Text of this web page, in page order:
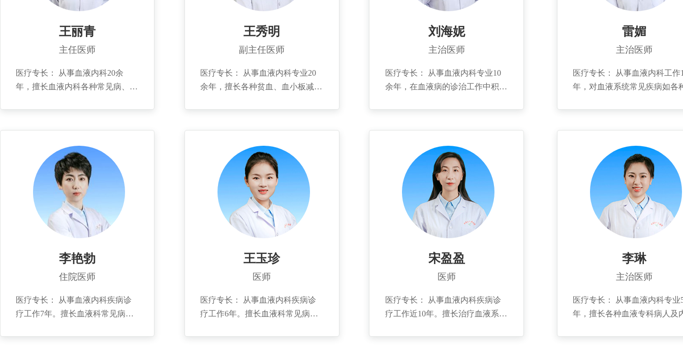
王丽青
主任医师
医疗专长： 从事血液内科20余
年，擅长血液内科各种常见病、多
等疾病，同时擅长诊治血小板减
少、血友病等出血性疾病，擅长诊
治红细胞增多症、血小板增多症、
骨髓纤维化等增殖性疾病。 个人
简介： 1994年毕业于山西医科大
学，1999年于山东齐鲁医院进修学
习一年。任山东省医师协会血液分
会委员，山东省中西医结合学会血
液专业委员会委员，山东省医学会
血液病学基层学组成员，青岛医学
员，青岛市血液病专业质控委员会
副主任委员，青岛市中西医结合血
王秀明
副主任医师
医疗专长： 从事血液内科专业20
余年，擅长各种贫血、血小板减少
个人简介： 1998年毕业于潍坊医
学院，2006年至北京大学人民医院
血液所进修，2011年毕业于青岛大
学并获得硕士学位。现任职山东省
骨髓增殖性肿瘤/骨髓增生异常综
合征医学会委员，青岛市淋巴瘤委
员会委员，青岛市医学会血液分会
委员，青岛医学会中青年血液病分
会委员，青岛中西医结合学会血液
分会委员。已发表国家级及省级论
发明专利3项。
刘海妮
主治医师
医疗专长： 从事血液内科专业10
余年，在血液病的诊治工作中积累
统疾病的规范化诊治。 个人简
介： 2006年毕业于西安交通大学
医学院，2013－2014年先后在北京
大学人民医院及山东大学齐鲁医院
血液科进修学习。任青岛医学会血
液学专科分会委员，青岛中西医结
合委员会委员。
雷媚
主治医师
医疗专长： 从事血液内科工作
年，对血液系统常见疾病如各
介： 2004-2011年就读于青岛
医学院，取得硕士研究生学历
李艳勃
住院医师
医疗专长： 从事血液内科疾病诊
疗工作7年。擅长血液科常见病的
王玉珍
医师
医疗专长： 从事血液内科疾病诊
疗工作6年。擅长血液科常见病多
宋盈盈
医师
医疗专长： 从事血液内科疾病诊
疗工作近10年。擅长治疗血液系统
李琳
主治医师
医疗专长： 从事血液内科专业
年，擅长各种血液专科病人及